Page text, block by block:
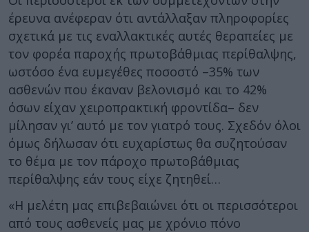
έρευνα ανέφεραν ότι αντάλλαξαν πληροφορίες
σχετικά με τις εναλλακτικές αυτές θεραπείες με
τον φορέα παροχής πρωτοβάθμιας περίθαλψης,
ωστόσο ένα ευμεγέθες ποσοστό –35% των
ασθενών που έκαναν βελονισμό και το 42%
όσων είχαν χειροπρακτική φροντίδα– δεν
μίλησαν γι’ αυτό με τον γιατρό τους. Σχεδόν όλοι
όμως δήλωσαν ότι ευχαρίστως θα συζητούσαν
το θέμα με τον πάροχο πρωτοβάθμιας
περίθαλψης εάν τους είχε ζητηθεί…
«Η μελέτη μας επιβεβαιώνει ότι οι περισσότεροι
από τους ασθενείς μας με χρόνιο πόνο